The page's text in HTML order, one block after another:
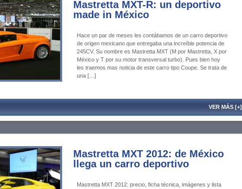
Mastretta MXT-R: un deportivo
made in México
Hace un par de meses les contábamos de un carro deportivo
de origen mexicano que entregaba una increíble potencia de
245CV. Su nombre es Mastretta MXT (M por Mastretta, X por
México y T por su motor transversal turbo). Pues bien hoy
les traemos mas noticia de este carro tipo Coupe. Se trata de
una […]
VER MÁS [+]
Mastretta MXT 2012: de México
llega un carro deportivo
Mastretta MXT 2012: precio, ficha técnica, imágenes y lista